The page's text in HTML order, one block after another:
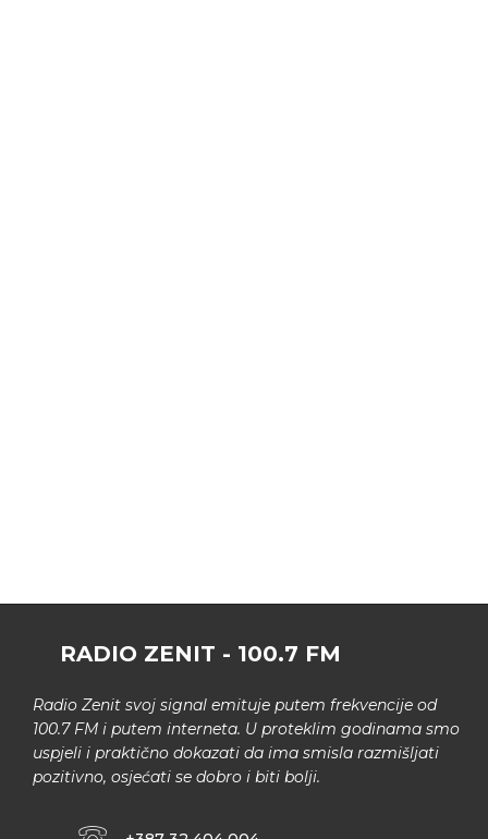
RADIO ZENIT - 100.7 FM
Radio Zenit svoj signal emituje putem frekvencije od
100.7 FM i putem interneta. U proteklim godinama smo
uspjeli i praktično dokazati da ima smisla razmišljati
pozitivno, osjećati se dobro i biti bolji.